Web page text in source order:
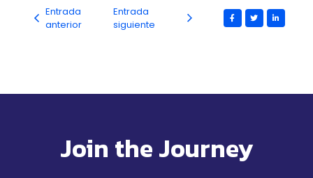
Entrada
anterior
Entrada
siguiente
Join the Journey